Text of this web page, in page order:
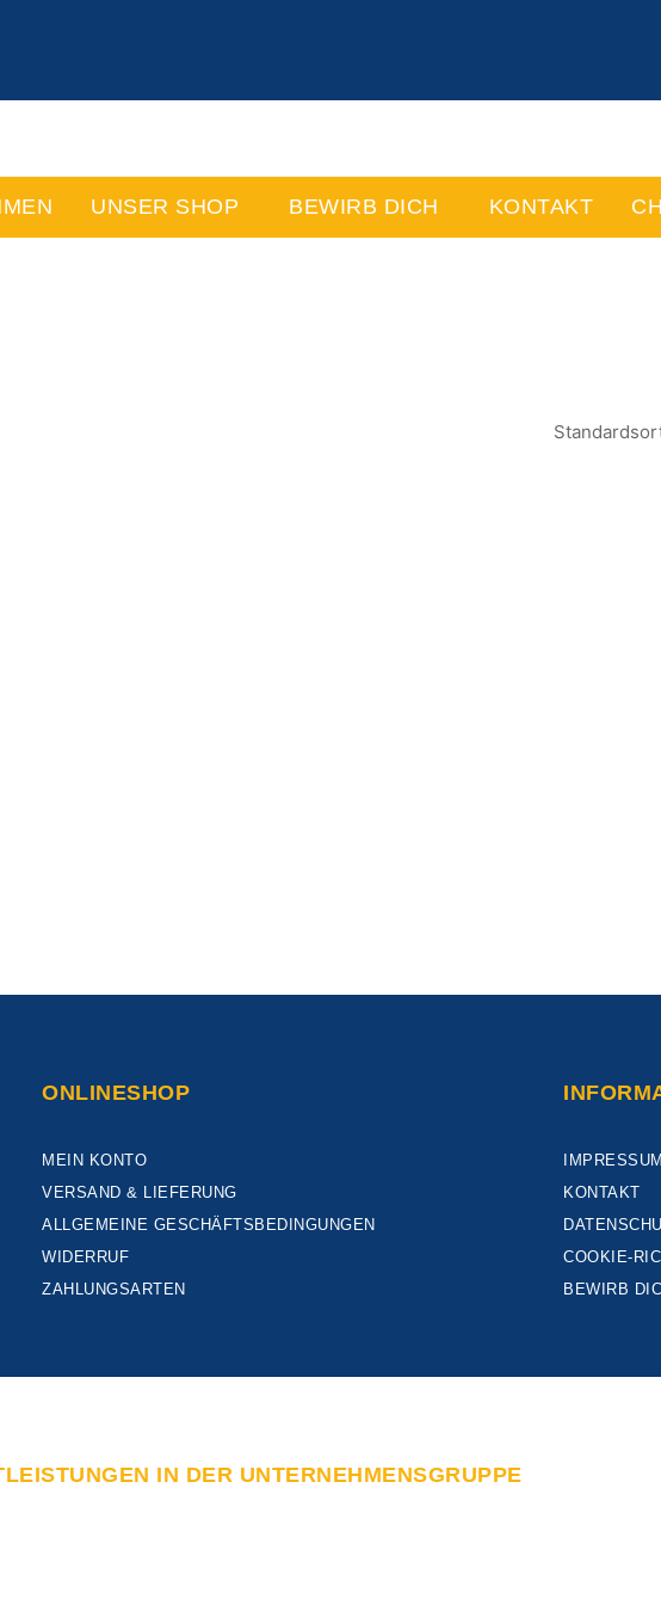
UNSER SHOP BEWIRB DICH KONTAKT
ONLINESHOP
MEIN KONTO
VERSAND & LIEFERUNG
ALLGEMEINE GESCHÄFTSBEDINGUNGEN
WIDERRUF
ZAHLUNGSARTEN
IMPRESSUM
KONTAKT
COOKIE-
BEWIRB
IN DER UNTERNEHMENSGRUPPE